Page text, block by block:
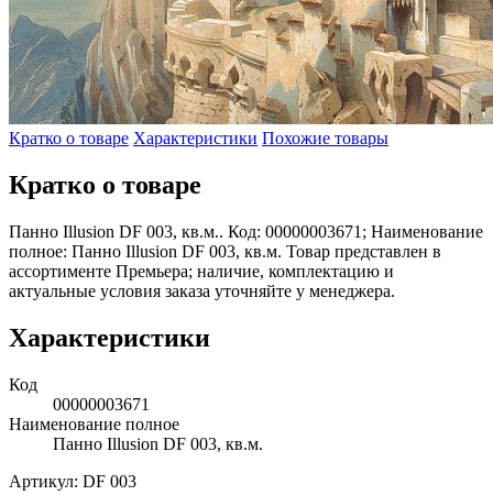
Кратко о товаре Характеристики Похожие товары
Кратко о товаре
Панно Illusion DF 003, кв.м.. Код: 00000003671; Наименование
полное: Панно Illusion DF 003, кв.м. Товар представлен в
ассортименте Премьера; наличие, комплектацию и
актуальные условия заказа уточняйте у менеджера.
Характеристики
Код
00000003671
Наименование полное
Панно Illusion DF 003, кв.м.
Артикул: DF 003